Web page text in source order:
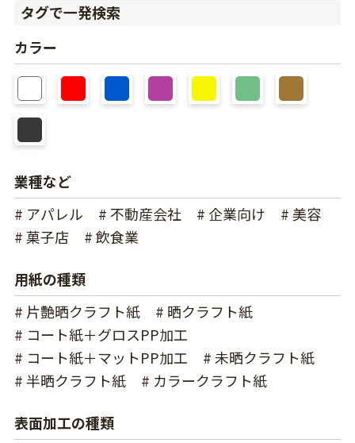
タグで一発検索
カラー
業種など
# アパレル
# 不動産会社 # 企業向け
# 美容
# 菓子店
# 飲食業
用紙の種類
# 片艶晒クラフト紙
# 晒クラフト紙
# コート紙＋グロスPP加工
# コート紙＋マットPP加工
# 未晒クラフト紙
# 半晒クラフト紙
# カラークラフト紙
表面加工の種類